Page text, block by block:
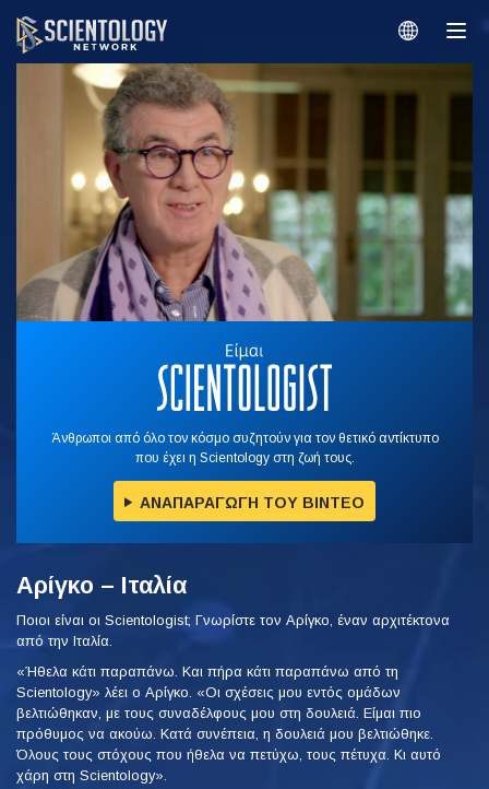
Άνθρωποι από όλο τον κόσμο συζητούν για τον θετικό αντίκτυπο
που έχει η Scientology στη ζωή τους.
ΑΝΑΠΑΡΑΓΩΓΗ ΤΟΥ ΒΙΝΤΕΟ
Αρίγκο – Ιταλία
Ποιοι είναι οι Scientologist; Γνωρίστε τον Αρίγκο, έναν αρχιτέκτονα
από την Ιταλία.
«Ήθελα κάτι παραπάνω. Και πήρα κάτι παραπάνω από τη
Scientology» λέει ο Αρίγκο. «Οι σχέσεις μου εντός ομάδων
βελτιώθηκαν, με τους συναδέλφους μου στη δουλειά. Είμαι πιο
πρόθυμος να ακούω. Κατά συνέπεια, η δουλειά μου βελτιώθηκε.
Όλους τους στόχους που ήθελα να πετύχω, τους πέτυχα. Κι αυτό
χάρη στη Scientology».